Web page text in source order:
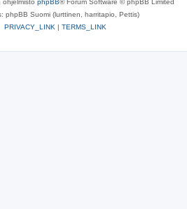
ohjelmisto phpBB® Forum Software © phpBB Limited
phpBB Suomi (lurttinen, harritapio, Pettis)
PRIVACY_LINK | TERMS_LINK